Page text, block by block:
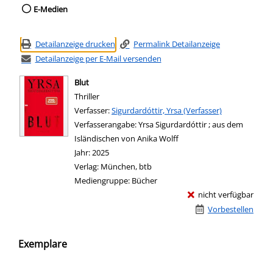
E-Medien
Detailanzeige drucken
Permalink Detailanzeige
Detailanzeige per E-Mail versenden
Blut
Thriller
Verfasser:Suche nach diesem Verfasser
Sigurdardóttir, Yrsa (Verfasser)
Verfasserangabe:Yrsa Sigurdardóttir ; aus dem
Isländischen von Anika Wolff
Jahr:2025
Verlag: München, btb
Mediengruppe: Bücher
nicht verfügbar
Vorbestellen
Exemplare